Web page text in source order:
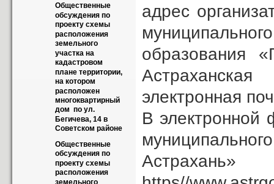
Общественные
обсуждения по
проекту схемы
расположения
земельного
участка на
кадастровом
плане территории,
на котором
расположен
многоквартирный
дом  по ул.
Бегичева, 14 в
Советском районе
Общественные
обсуждения по
проекту схемы
расположения
адрес
образования
электронная
В электронной